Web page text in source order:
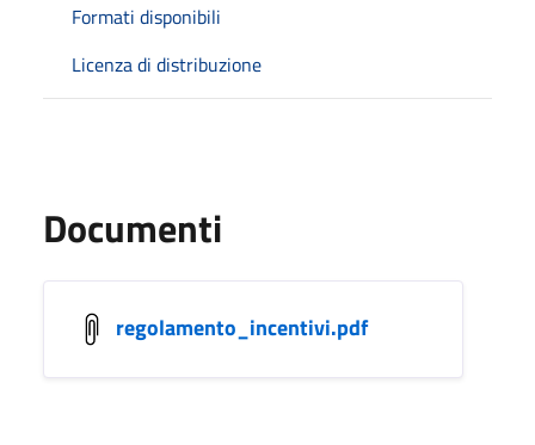
Formati disponibili
Licenza di distribuzione
Documenti
regolamento_incentivi.pdf